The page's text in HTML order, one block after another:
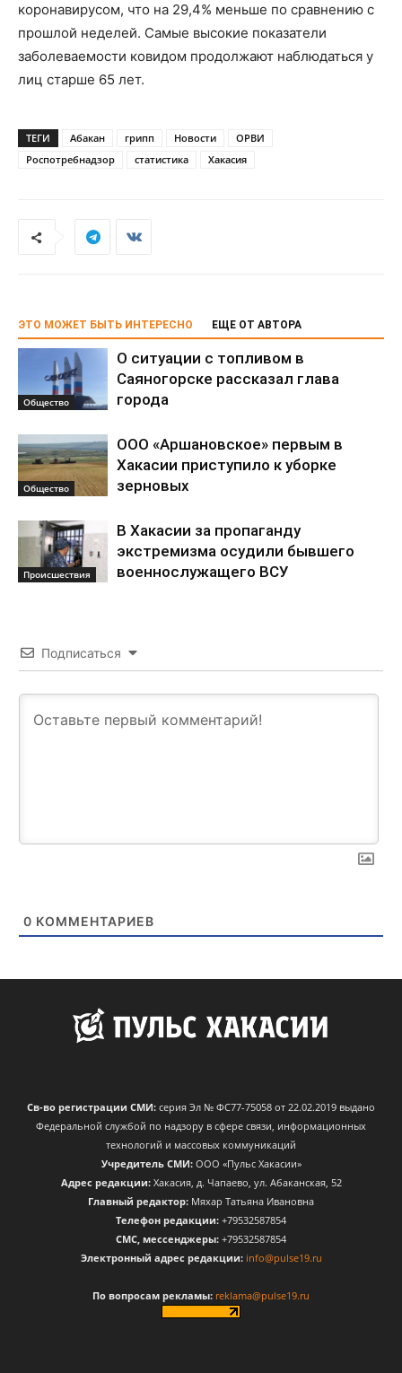
коронавирусом, что на 29,4% меньше по сравнению с
прошлой неделей. Самые высокие показатели
заболеваемости ковидом продолжают наблюдаться у
лиц старше 65 лет.
ТЕГИ Абакан грипп Новости
ОРВИ
Роспотребнадзор
статистика Хакасия
ЭТО МОЖЕТ БЫТЬ ИНТЕРЕСНО ЕЩЕ ОТ АВТОРА
Общество
О ситуации с топливом в
Саяногорске рассказал глава
города
Общество
ООО «Аршановское» первым в
Хакасии приступило к уборке
зерновых
Происшествия
В Хакасии за пропаганду
экстремизма осудили бывшего
военнослужащего ВСУ
Подписаться
0 КОММЕНТАРИЕВ
Св-во регистрации СМИ: серия Эл № ФС77-75058 от 22.02.2019 выдано
Федеральной службой по надзору в сфере связи, информационных
технологий и массовых коммуникаций
Учредитель СМИ:ООО «Пульс Хакасии»
Адрес редакции:Хакасия, д. Чапаево, ул. Абаканская, 52
Главный редактор: Мяхар Татьяна Ивановна
Телефон редакции: +79532587854
CМС, мессенджеры: +79532587854
Электронный адрес редакции: info@pulse19.ru
По вопросам рекламы: reklama@pulse19.ru